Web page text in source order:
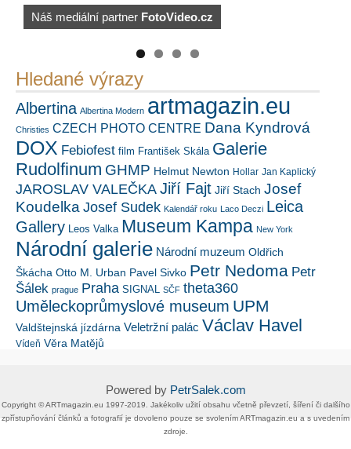
Náš mediální partnerFotoVideo.cz
https://kuula.co/profile/PetrSalek/collections
Hledané výrazy
Albertina Albertina Modern artmagazin.eu
Christies CZECH PHOTO CENTRE Dana Kyndrová
DOX Febiofest film František Skála Galerie
Rudolfinum GHMP Helmut Newton Hollar Jan Kaplický
JAROSLAV VALEČKA Jiří Fajt Jiří Stach Josef
Koudelka Josef Sudek Kalendář roku Laco Deczi Leica
Gallery Leos Valka Museum Kampa New York
Národní galerie Národní muzeum Oldřich
Škácha Otto M. Urban Pavel Sivko Petr Nedoma Petr
Šálek prague Praha SIGNAL SČF theta360
Uměleckoprůmyslové museum UPM
Valdštejnská jízdárna Veletržní palác Václav Havel
Vídeň Věra Matějů
Powered by PetrSalek.com
Copyright ©​ ​​ARTmagazin.eu ​1997-2019​.​ Jakékoliv užití obsahu včetně převzetí, šíření či dalšího
zpřístupňování článků a fotografií je dovoleno pouze se svolením ​ARTmagazin.eu​ ​a s uvedením
zdroje.